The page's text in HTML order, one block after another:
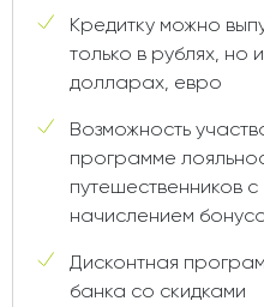
Кредитку можно
только в рублях, но
долларах, евро
Возможность
программе
путешественников с
начислением
Дисконтная
банка со скидками